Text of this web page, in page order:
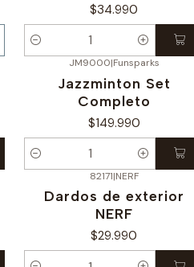
$34.990
Cantidad
JM9000|Funsparks
Jazzminton Set
Completo
$149.990
Cantidad
82171|NERF
Dardos de exterior
NERF
$29.990